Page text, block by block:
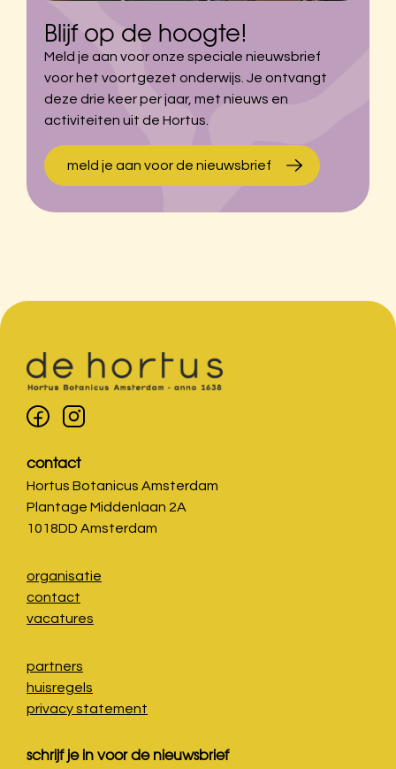
Blijf op de hoogte!
Meld je aan voor onze speciale nieuwsbrief
voor het voortgezet onderwijs. Je ontvangt
deze drie keer per jaar, met nieuws en
activiteiten uit de Hortus.
meld je aan voor de nieuwsbrief
contact
Hortus Botanicus Amsterdam
Plantage Middenlaan 2A
1018DD Amsterdam
organisatie
contact
vacatures
partners
huisregels
privacy statement
schrijf je in voor de nieuwsbrief